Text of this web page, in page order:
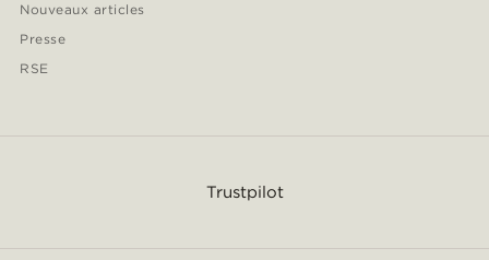
Nouveaux articles
Presse
RSE
Trustpilot